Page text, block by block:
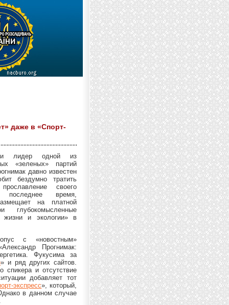
даже в «Спорт-
и лидер одной из
«зеленых» партий
давно известен
бездумно тратить
своего
время,
на платной
глубокомысленные
жизни и экологии» в
с «новостным»
Прогнимак:
Фукусима за
» и ряд других сайтов.
спикера и отсутствие
добавляет тот
экспресс», который,
в данном случае